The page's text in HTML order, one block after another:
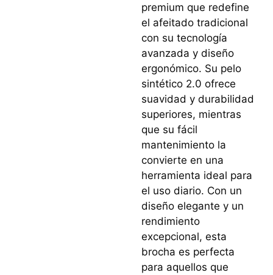
premium que redefine
el afeitado tradicional
con su tecnología
avanzada y diseño
ergonómico. Su pelo
sintético 2.0 ofrece
suavidad y durabilidad
superiores, mientras
que su fácil
mantenimiento la
convierte en una
herramienta ideal para
el uso diario. Con un
diseño elegante y un
rendimiento
excepcional, esta
brocha es perfecta
para aquellos que